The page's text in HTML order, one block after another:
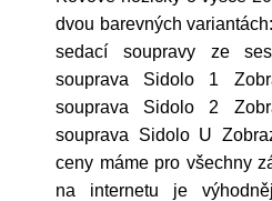
dvou barevných
sedací soupravy ze
souprava Sidolo 1
souprava Sidolo 2
souprava Sidolo U
ceny máme pro všechny
na internetu je